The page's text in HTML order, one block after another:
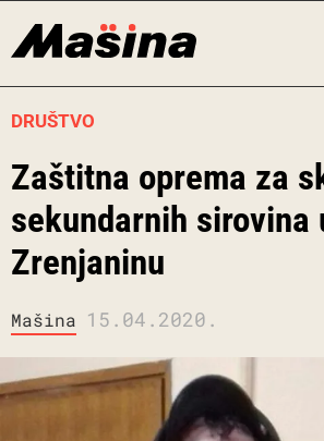
DRUŠTVO
Zaštitna oprema za
sekundarnih sirovina
Zrenjaninu
Mašina 15.04.2020.